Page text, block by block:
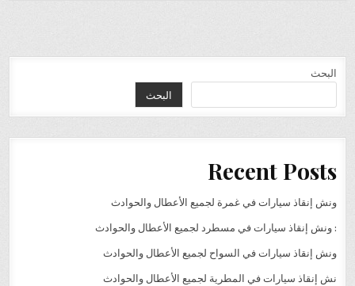
البحث
البحث
Recent Posts
ونش إنقاذ سيارات في غمرة لجميع الأعطال والحوادث
: ونش إنقاذ سيارات في مسطرد لجميع الأعطال والحوادث
ونش إنقاذ سيارات في السواح لجميع الأعطال والحوادث
نش إنقاذ سيارات في المطرية لجميع الأعطال والحوادث